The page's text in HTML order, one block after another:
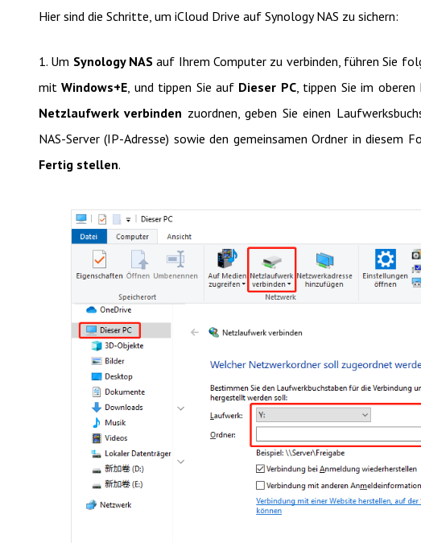
Hier sind die Schritte, um iCloud Drive auf Synology NAS zu sichern:
1. Um Synology NAS auf Ihrem Computer zu verbinden, führen Sie
mitWindows+E, und tippen Sie auf Dieser PC, tippen Sie im oberen
Netzlaufwerk verbinden zuordnen, geben Sie einen
NAS-Server (IP-Adresse) sowie den gemeinsamen Ordner in
Fertig stellen.